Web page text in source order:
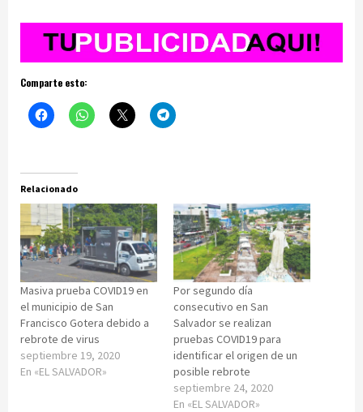
Comparte esto:
Relacionado
Masiva prueba COVID19 en
el municipio de San
Francisco Gotera debido a
rebrote de virus
septiembre 19, 2020
En «EL SALVADOR»
Por segundo día
consecutivo en San
Salvador se realizan
pruebas COVID19 para
identificar el origen de un
posible rebrote
septiembre 24, 2020
En «EL SALVADOR»